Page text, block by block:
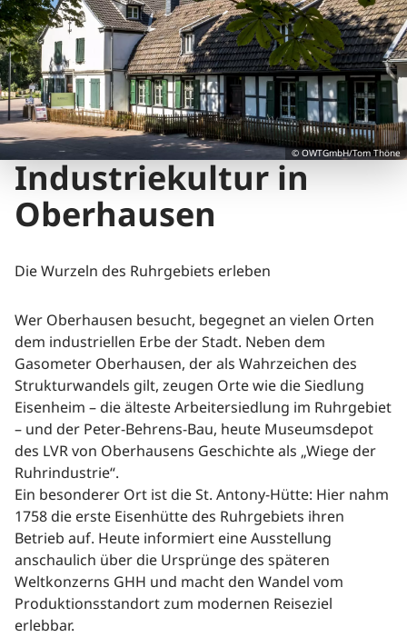
Industriekultur in
Oberhausen
Die Wurzeln des Ruhrgebiets erleben
Wer Oberhausen besucht, begegnet an vielen Orten
dem industriellen Erbe der Stadt. Neben dem
Gasometer Oberhausen, der als Wahrzeichen des
Strukturwandels gilt, zeugen Orte wie die Siedlung
Eisenheim – die älteste Arbeitersiedlung im Ruhrgebiet
– und der Peter-Behrens-Bau, heute Museumsdepot
des LVR von Oberhausens Geschichte als „Wiege der
Ruhrindustrie“.
Ein besonderer Ort ist die St. Antony-Hütte: Hier nahm
1758 die erste Eisenhütte des Ruhrgebiets ihren
Betrieb auf. Heute informiert eine Ausstellung
anschaulich über die Ursprünge des späteren
Weltkonzerns GHH und macht den Wandel vom
Produktionsstandort zum modernen Reiseziel
erlebbar.
© OWTGmbH/Tom Thöne